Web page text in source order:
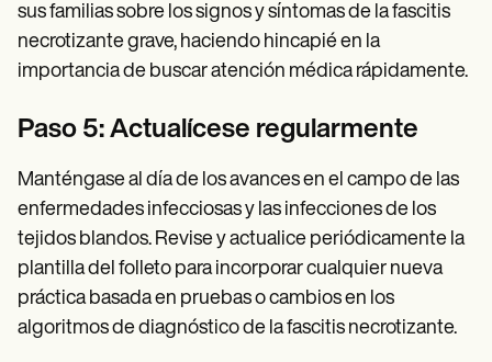
sus familias sobre los signos y síntomas de la fascitis
necrotizante grave, haciendo hincapié en la
importancia de buscar atención médica rápidamente.
Paso 5: Actualícese regularmente
Manténgase al día de los avances en el campo de las
enfermedades infecciosas y las infecciones de los
tejidos blandos. Revise y actualice periódicamente la
plantilla del folleto para incorporar cualquier nueva
práctica basada en pruebas o cambios en los
algoritmos de diagnóstico de la fascitis necrotizante.